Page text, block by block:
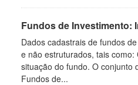
Fundos de Investimento:
Dados cadastrais de fundos
e não estruturados, tais como:
situação do fundo. O conjunto
Fundos de...